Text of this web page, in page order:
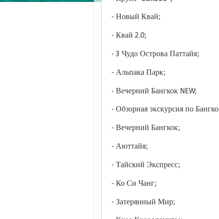
- Новый Квай;
- Квай 2.0;
- 3 Чудо Острова Паттайя;
- Альпака Парк;
- Вечерний Бангкок NEW;
- Обзорная экскурсия по
- Вечерний Бангкок;
- Аюттайя;
- Тайский Экспресс;
- Ко Си Чанг;
- Затерянный Мир;